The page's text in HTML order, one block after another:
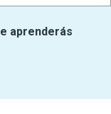
aprenderás